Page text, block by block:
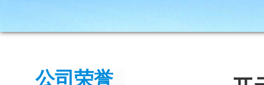
公司荣誉